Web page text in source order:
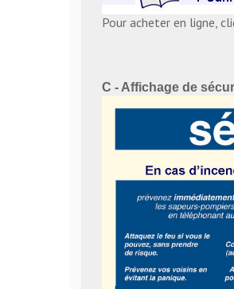
Pour acheter en ligne,
C - Affichage de